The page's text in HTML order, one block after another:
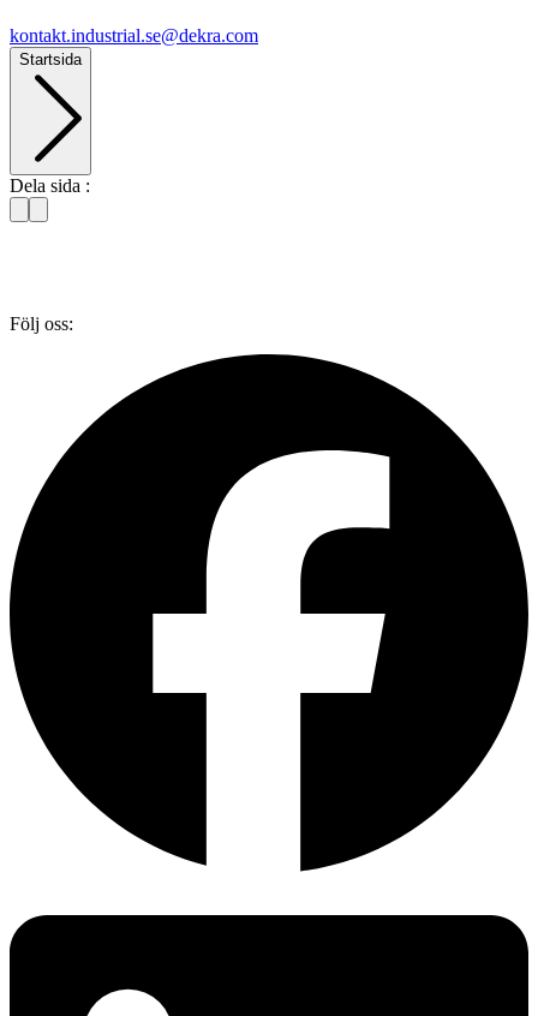
kontakt​.industrial.se@​dekra.com
Startsida
Dela sida :
Följ oss: